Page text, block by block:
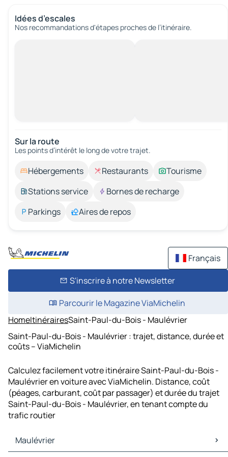
Idées d’escales
Nos recommandations d'étapes proches de l’itinéraire.
Sur la route
Les points d’intérêt le long de votre trajet.
Hébergements Restaurants
Tourisme
Stations service
Bornes de recharge
Parkings
Aires de repos
Français
S'inscrire à notre Newsletter
Parcourir le Magazine ViaMichelin
HomeItinérairesSaint-Paul-du-Bois - Maulévrier
Saint-Paul-du-Bois - Maulévrier : trajet, distance, durée et
coûts – ViaMichelin
Calculez facilement votre itinéraire Saint-Paul-du-Bois -
Maulévrier en voiture avec ViaMichelin. Distance, coût
(péages, carburant, coût par passager) et durée du trajet
Saint-Paul-du-Bois - Maulévrier, en tenant compte du
trafic routier
Maulévrier